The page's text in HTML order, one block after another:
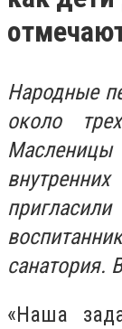
Народные
около
санатория.
«Наша